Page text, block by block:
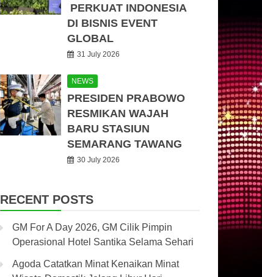
PERKUAT INDONESIA
DI BISNIS EVENT
GLOBAL
31 July 2026
NEWS
PRESIDEN PRABOWO
RESMIKAN WAJAH
BARU STASIUN
SEMARANG TAWANG
30 July 2026
RECENT POSTS
GM For A Day 2026, GM Cilik Pimpin
Operasional Hotel Santika Selama Sehari
Agoda Catatkan Minat Kenaikan Minat